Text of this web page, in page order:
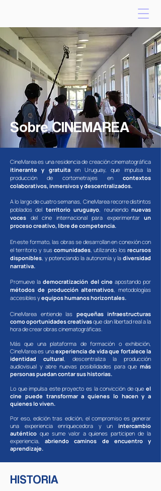
Sobre CINEMAREA
CineMarea es una residencia de creación cinematográfica
itinerante y gratuitaen Uruguay, que impulsa la
producción de cortometrajes en contextos
colaborativos, inmersivos y descentralizados.
A lo largo de cuatro semanas, CineMarea recorre distintos
poblados del territorio uruguayo, reuniendonuevas
voces del cine internacional para experimentar un
proceso creativo, libre de competencia.
En este formato, las obras se desarrollan en conexión con
el territorio y suscomunidades, utilizando losrecursos
disponibles, y potenciando la autonomía y la diversidad
narrativa.
Promueve lademocratización del cine apostando por
métodos de producción alternativos, metodologías
accesibles yequipos humanos horizontales.
CineMarea entiende las pequeñas infraestructuras
como oportunidades creativasque dan libertad real a la
hora de crear obras cinematográficas.​​
Más que una plataforma de formación o exhibición,
CineMarea es unaexperiencia de vida que fortalece la
identidad cultural, descentraliza la producción
audiovisual y abre nuevas posibilidades para que más
personas puedan contar sus historias.​​​
Lo que impulsa este proyecto es la convicción de que el
cine puede transformar a quienes lo hacen y a
quienes lo viven.
Por eso, edición tras edición, el compromiso es generar
una experiencia enriquecedora y un intercambio
auténtico que sume valor a quienes participen de la
experiencia,abriendo caminos de encuentro y
aprendizaje.
HISTORIA